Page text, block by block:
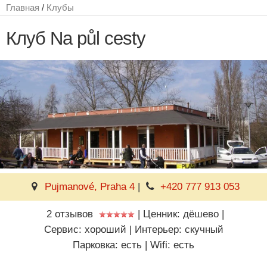
Главная / Клубы
Клуб Na půl cesty
Pujmanové, Praha 4 | +420 777 913 053
2 отзывов | Ценник: дёшево |
Сервис: хороший | Интерьер: скучный
Парковка: есть | Wifi: есть